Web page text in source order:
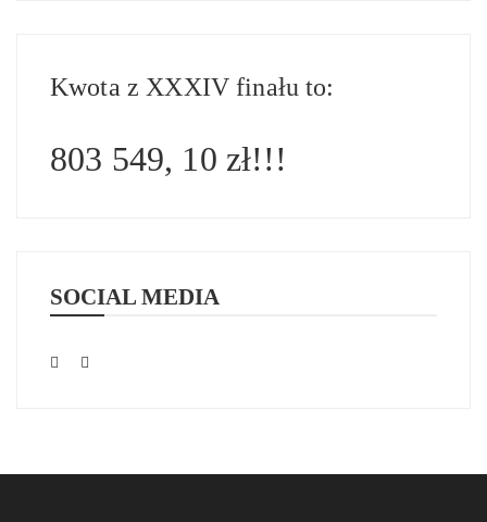
Kwota z XXXIV finału to:
803 549, 10 zł!!!
SOCIAL MEDIA